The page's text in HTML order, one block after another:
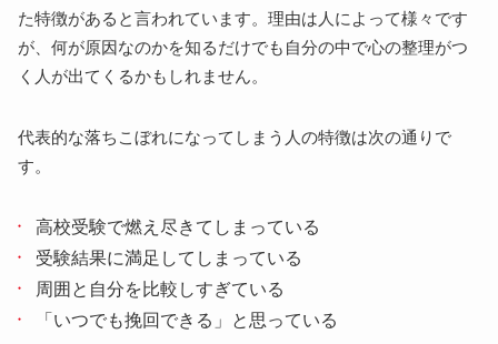
留年を繰り返す
浪人を繰り返す
不登校になる
進学校で落ちこぼれた人が挽回する方法
長期休暇で総復習する
進学校で落ちこぼれてしまうのは悪いことなのか？
進学校で落ちこぼれてしまうと中退するしかないの
か？
た特徴があると言われています。理由は人によって様々です
が、何が原因なのかを知るだけでも自分の中で心の整理がつ
く人が出てくるかもしれません。
代表的な落ちこぼれになってしまう人の特徴は次の通りで
す。
高校受験で燃え尽きてしまっている
受験結果に満足してしまっている
周囲と自分を比較しすぎている
「いつでも挽回できる」と思っている